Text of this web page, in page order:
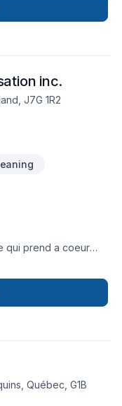
Jean, Termic
adaptée à
au-delà de vos
avec vous
inc.
J7G 1R2
qui prend a coeur
de 10 ans
Québec, G1B